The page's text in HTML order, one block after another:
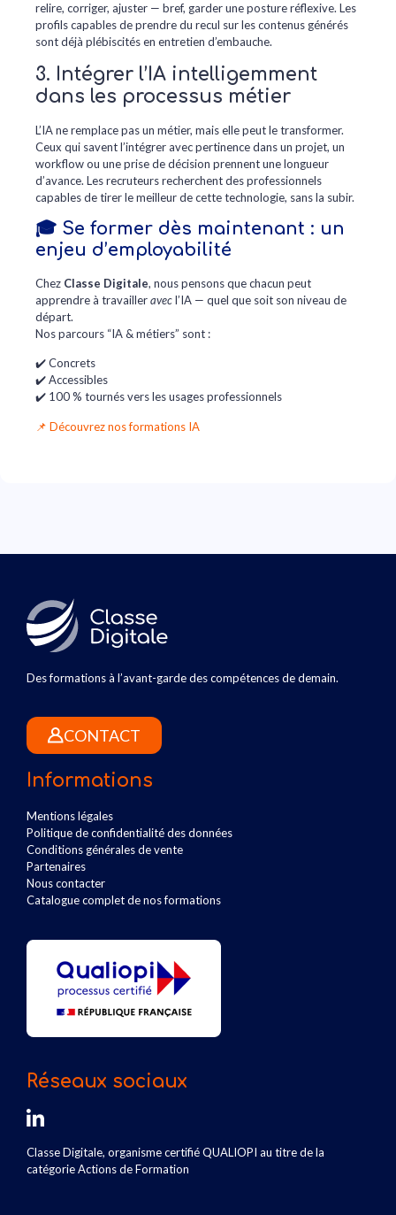
relire, corriger, ajuster — bref, garder une posture réflexive. Les
profils capables de prendre du recul sur les contenus générés
sont déjà plébiscités en entretien d’embauche.
3. Intégrer l’IA intelligemment
dans les processus métier
L’IA ne remplace pas un métier, mais elle peut le transformer.
Ceux qui savent l’intégrer avec pertinence dans un projet, un
workflow ou une prise de décision prennent une longueur
d’avance. Les recruteurs recherchent des professionnels
capables de tirer le meilleur de cette technologie, sans la subir.
🎓 Se former dès maintenant : un
enjeu d’employabilité
Chez Classe Digitale, nous pensons que chacun peut
apprendre à travailleravecl’IA — quel que soit son niveau de
départ.
Nos parcours “IA & métiers” sont :
✔️ Concrets
✔️ Accessibles
✔️ 100 % tournés vers les usages professionnels
📌 Découvrez nos formations IA
Des formations à l’avant-garde des compétences de demain.
CONTACT
Informations
Mentions légales
Politique de confidentialité des données
Conditions générales de vente
Partenaires
Nous contacter
Catalogue complet de nos formations
Réseaux sociaux
Classe Digitale, organisme certifié QUALIOPI au titre de la
catégorie Actions de Formation